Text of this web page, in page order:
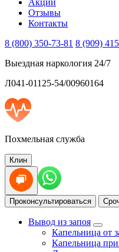
Акции
Отзывы
Контакты
8 (800) 350-73-81 8 (909)
Выездная наркология 24/7
Л041-01125-54/00960164
Похмельная служба
Клин
Проконсультироваться
Вывод из запоя
Капельница от
Капельница